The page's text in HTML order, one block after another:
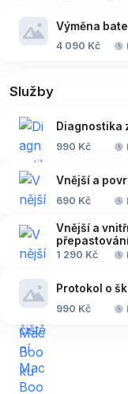
Výměna
4 090 Kč
Služby
Diagnostika
990 Kč
Vnější a
690 Kč
Vnější a
přepastování
1 290 Kč
Protokol o
990 Kč